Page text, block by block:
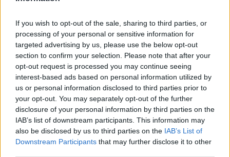
If you wish to opt-out of the sale, sharing to third parties, or
processing of your personal or sensitive information for
targeted advertising by us, please use the below opt-out
section to confirm your selection. Please note that after your
opt-out request is processed you may continue seeing
interest-based ads based on personal information utilized by
us or personal information disclosed to third parties prior to
your opt-out. You may separately opt-out of the further
disclosure of your personal information by third parties on the
IAB’s list of downstream participants. This information may
also be disclosed by us to third parties on the IAB’s List of
Downstream Participants that may further disclose it to other
Je to najčastejšia doba zaspávania. Ak nemôžete ísť
spať, znamená to, že máte nejaké vyčerpávajúce skúšky
alebo niečo vás znepokojuje.
Medzi 23 a 1 – emocionálne sklamanie
Podľa čínskej tradície je to čas, počas ktorého je žlčník
aktívny. Keď sa zobudíte v tomto bode, znamená to, že
ste v emocionálnej oblasti zaznamenali frustráciu.
S
a
r
c
h
f
o
r
: